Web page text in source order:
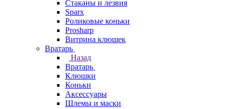
Стаканы и лезвия
Sparx
Роликовые коньки
Prosharp
Витрина клюшек
Вратарь
Назад
Вратарь
Клюшки
Коньки
Аксессуары
Шлемы и маски